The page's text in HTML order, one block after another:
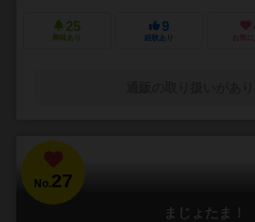
25
興味あり
9
経験あり お気に
No.27
まじょたま！